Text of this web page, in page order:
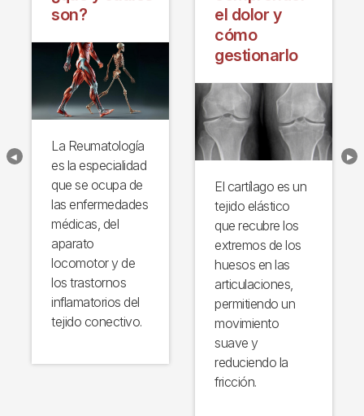
son?
La Reumatología
es la especialidad
que se ocupa de
las enfermedades
médicas, del
aparato
locomotor y de
los trastornos
inflamatorios del
tejido conectivo.
el dolor y
cómo
gestionarlo
El cartílago es un
tejido elástico
que recubre los
extremos de los
huesos en las
articulaciones,
permitiendo un
movimiento
suave y
reduciendo la
fricción.